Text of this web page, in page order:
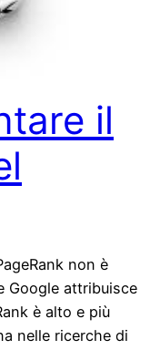
il
non è
Google attribuisce
è alto e più
nelle ricerche di